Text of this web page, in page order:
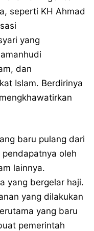
seperti KH Ahmad
yang
dan
Islam. Berdirinya
baru pulang dari
oleh
lainnya.
yang bergelar haji.
yang dilakukan
yang baru
pemerintah